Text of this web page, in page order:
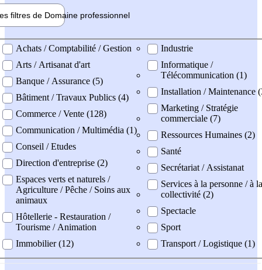
filtres de Domaine professionnel
professionel
Achats / Comptabilité / Gestion
Arts / Artisanat d'art
Banque / Assurance (5)
Bâtiment / Travaux Publics (4)
Commerce / Vente (128)
Communication / Multimédia (1)
Conseil / Etudes
Direction d'entreprise (2)
Espaces verts et naturels /
Agriculture / Pêche / Soins aux
animaux
Hôtellerie - Restauration /
Tourisme / Animation
Immobilier (12)
Industrie
Informatique /
Télécommunication (1)
Installation / Maintenance
Marketing / Stratégie
commerciale (7)
Ressources Humaines (2)
Santé
Secrétariat / Assistanat
Services à la personne / à la
collectivité (2)
Spectacle
Sport
Transport / Logistique (1)